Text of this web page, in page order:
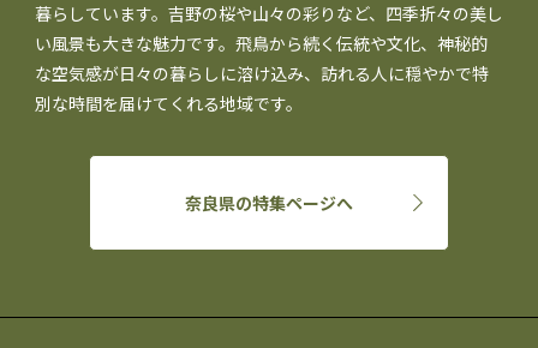
暮らしています。吉野の桜や山々の彩りなど、四季折々の美し
い風景も大きな魅力です。飛鳥から続く伝統や文化、神秘的
な空気感が日々の暮らしに溶け込み、訪れる人に穏やかで特
別な時間を届けてくれる地域です。
奈良県の特集ページへ